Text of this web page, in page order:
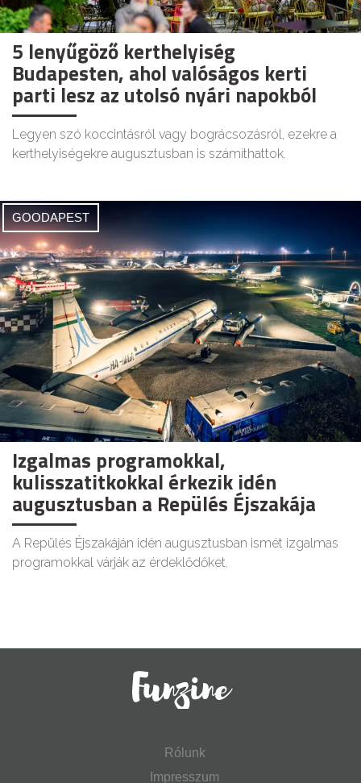
5 lenyűgöző kerthelyiség
Budapesten, ahol valóságos kerti
parti lesz az utolsó nyári napokból
Legyen szó koccintásról vagy bográcsozásról, ezekre a
kerthelyiségekre augusztusban is számíthattok.
GOODAPEST
Izgalmas programokkal,
kulisszatitkokkal érkezik idén
augusztusban a Repülés Éjszakája
A Repülés Éjszakáján idén augusztusban ismét izgalmas
programokkal várják az érdeklődőket.
Rólunk
Impresszum